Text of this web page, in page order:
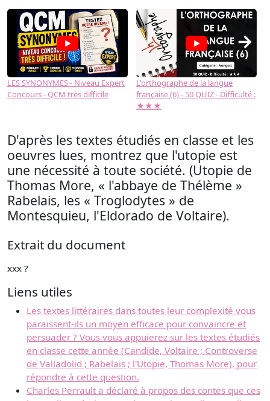
LES SYNONYMES - Niveau Expert
Concours - QCM très difficile
L'orthographe de la langue
française (6) - 50 QUIZ - Difficulté :
★★★
→
D'après les textes étudiés en classe et les
oeuvres lues, montrez que l'utopie est
une nécessité à toute société. (Utopie de
Thomas More, « l'abbaye de Thélème »
Rabelais, les « Troglodytes » de
Montesquieu, l'Eldorado de Voltaire).
Extrait du document
xxx ?
Liens utiles
Les textes littéraires dans toutes leur complexité vous
paraissent-ils un moyen efficace pour convaincre et
persuader ? Vous vous appuierez sur les textes étudiés
en classe cette année (Candide, Voltaire ; Controverse
de Valladolid ; Rabelais ; l'Utopie, Thomas More), pour
répondre à cette question.
Charles Perrault a déclaré à propos des contes que ces